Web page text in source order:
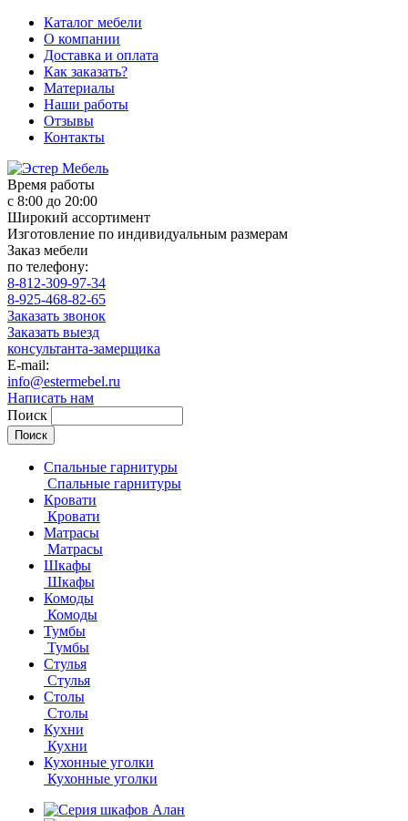
Каталог мебели
О компании
Доставка и оплата
Как заказать?
Материалы
Наши работы
Отзывы
Контакты
Время работы
с 8:00 до 20:00
Широкий ассортимент
Изготовление по индивидуальным размерам
Заказ мебели
по телефону:
8-812-309-97-34
8-925-468-82-65
Заказать звонок
Заказать выезд
консультанта-замерщика
E-mail:
info@estermebel.ru
Написать нам
Поиск
Спальные гарнитуры
Спальные гарнитуры
Кровати
Кровати
Матрасы
Матрасы
Шкафы
Шкафы
Комоды
Комоды
Тумбы
Тумбы
Стулья
Стулья
Столы
Столы
Кухни
Кухни
Кухонные уголки
Кухонные уголки